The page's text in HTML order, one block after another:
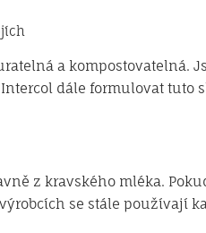
a kompostovatelná.
dále formulovat tuto
z kravského mléka.
se stále používají